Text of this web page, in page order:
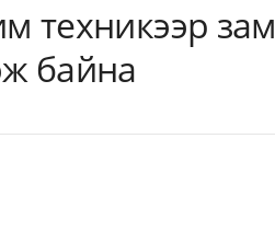
техникээр зам
байна